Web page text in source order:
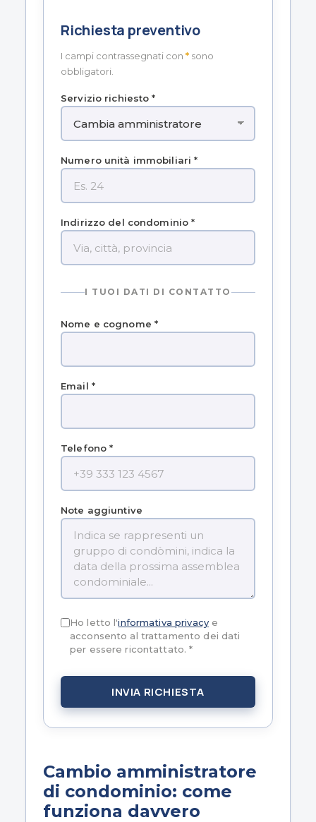
Richiesta preventivo
I campi contrassegnati con * sono
obbligatori.
Servizio richiesto *
Numero unità immobiliari *
Indirizzo del condominio *
I TUOI DATI DI CONTATTO
Nome e cognome *
Email *
Telefono *
Note aggiuntive
Ho letto l'informativa privacye
acconsento al trattamento dei dati
per essere ricontattato. *
INVIA RICHIESTA
Cambio amministratore
di condominio: come
funziona davvero